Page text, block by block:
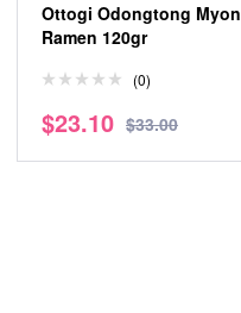
Ottogi Odongtong Myon
Ramen 120gr
(0)
$33.00
$23.10